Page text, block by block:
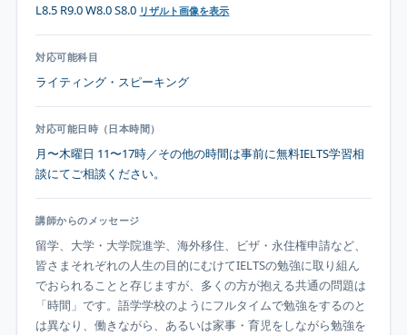
L8.5 R9.0 W8.0 S8.0 リザルト画像を表示
対応可能科目
ライティング・スピーキング
対応可能日時（日本時間）
月〜木曜日 11〜17時／その他の時間は事前に無料IELTS学習相
談にてご相談ください。
講師からのメッセージ
留学、大学・大学院進学、海外移住、ビザ・永住権申請など、
皆さまそれぞれの人生の目的にむけてIELTSの勉強に取り組ん
でおられることと存じますが、多くの方が抱える共通の問題は
「時間」です。語学学校のようにフルタイムで勉強をするのと
は異なり、働きながら、あるいは家事・育児をしながら勉強を